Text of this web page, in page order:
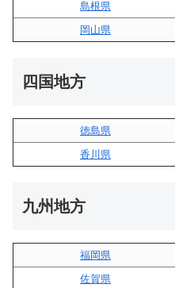
島根県
岡山県
四国地方
徳島県
香川県
九州地方
福岡県
佐賀県